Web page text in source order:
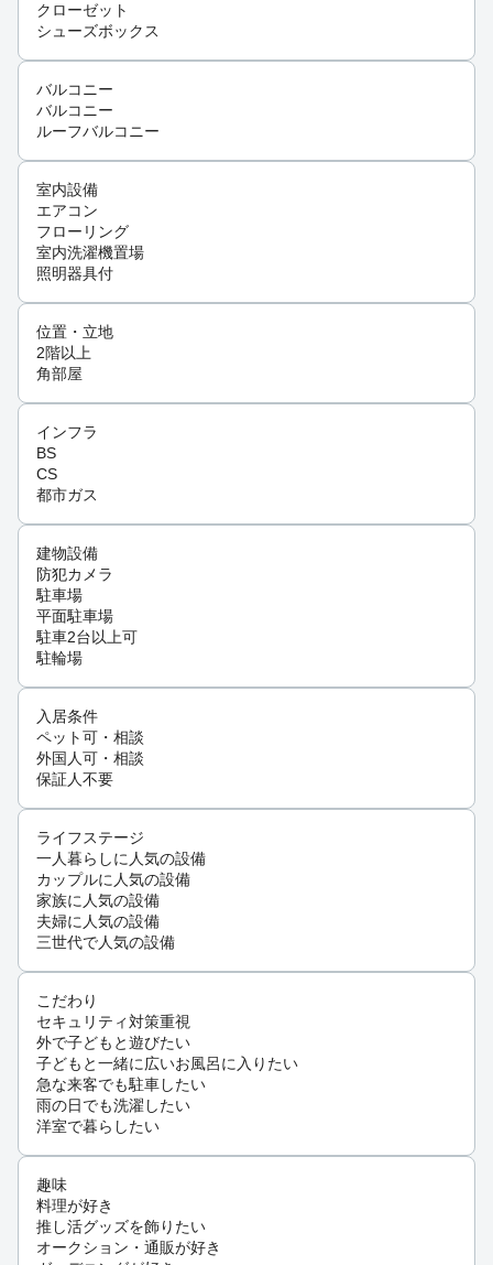
クローゼット
シューズボックス
バルコニー
バルコニー
ルーフバルコニー
室内設備
エアコン
フローリング
室内洗濯機置場
照明器具付
位置・立地
2階以上
角部屋
インフラ
BS
CS
都市ガス
建物設備
防犯カメラ
駐車場
平面駐車場
駐車2台以上可
駐輪場
入居条件
ペット可・相談
外国人可・相談
保証人不要
ライフステージ
一人暮らしに人気の設備
カップルに人気の設備
家族に人気の設備
夫婦に人気の設備
三世代で人気の設備
こだわり
セキュリティ対策重視
外で子どもと遊びたい
子どもと一緒に広いお風呂に入りたい
急な来客でも駐車したい
雨の日でも洗濯したい
洋室で暮らしたい
趣味
料理が好き
推し活グッズを飾りたい
オークション・通販が好き